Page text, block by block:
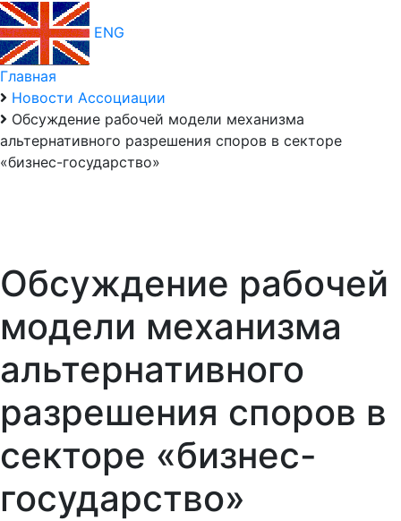
ENG
Главная
Новости Ассоциации
Обсуждение рабочей модели механизма
альтернативного разрешения споров в секторе
«бизнес-государство»
Обсуждение рабочей
модели механизма
альтернативного
разрешения споров в
секторе «бизнес-
государство»